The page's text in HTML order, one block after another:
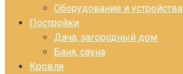
Оборудование и устройства
Постройки
Дача, загородный дом
Баня, сауна
Кровля